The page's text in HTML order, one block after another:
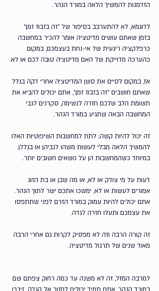
הזדמנות להמשיך הלאה במורד הנהר.
לדוגמא, לא להתערבב בסיפור של ״זה בזבוז זמן״
בזמן שאתם עושים מדיטציה אומר להכיר במחשבה
כרפלקציה ריגעית של אי-נחת בעצמכם, במקום
כהערכה מדוייקת של האם מדיטציה טובה לכם או לא.
אז, במקום לסיים את סשן המדיטציה אחרי דקה בגלל
שאתם חושבים ״זה בזבוז זמן״, אתם יכולים להביא את
תשומת הלב שלכם חזרה לנשימה, סקרנים לגבי
המחשבה הבאה שתגיע במורד הנהר.
זה יכול להיות קשה; לתת למחשבות השיפוטיות האלו
להמשיך הלאה מבלי לעשות משהו לגביהן או בגללן.
במיוחד כשהמחשבות הן על נושאים חשובים יותר.
דעות על מי צודק או לא, או מה שבן או בת הזוג
אמורים לעשות או לא, ימשכו אתכם ישר לתוך הנהר.
אתם יכולים להיות עמוק במורד הזרם לפני שתתפסו
את עצמכם ותעלו חזרה לגדה.
זה קורה הרבה וזה לא מפסיק לקרות גם אחרי הרבה
מאוד שנים של תרגול מדיטציה.
למרבה המזל, זה לא משנה עד כמה רחוק צפתם שם